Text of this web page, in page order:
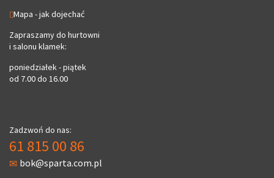
Mapa - jak dojechać
Zapraszamy do hurtowni
i salonu klamek:
poniedziałek - piątek
od 7.00 do 16.00
Zadzwoń do nas:
61 815 00 86
bok@sparta.com.pl